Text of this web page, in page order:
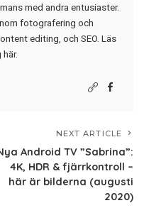
med andra entusiaster.
fotografering och
editing, och SEO. Läs
här.
NEXT ARTICLE
Android TV ”Sabrina”:
4K, HDR & fjärrkontroll –
här är bilderna (augusti
2020)